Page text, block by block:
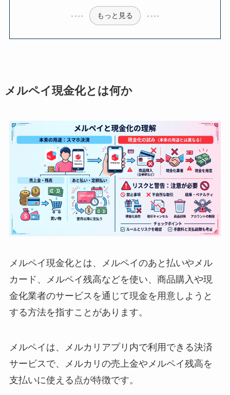
もっと見る
メルペイ現金化とは何か
メルペイ現金化とは、メルペイのあと払いやメル
カード、メルペイ残高などを使い、商品購入や現
金化業者のサービスを通じて現金を用意しようと
する方法を指すことがあります。
メルペイは、メルカリアプリ内で利用できる決済
サービスで、メルカリの売上金やメルペイ残高を
支払いに使える点が特徴です。